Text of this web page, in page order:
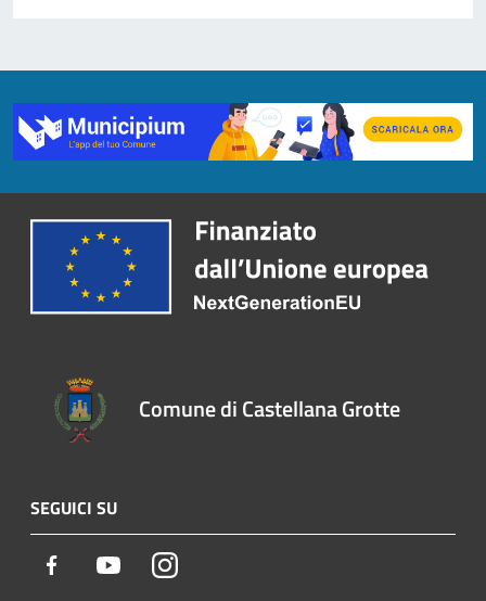
Comune di Castellana Grotte
SEGUICI SU
Facebook YoutubeInstagram